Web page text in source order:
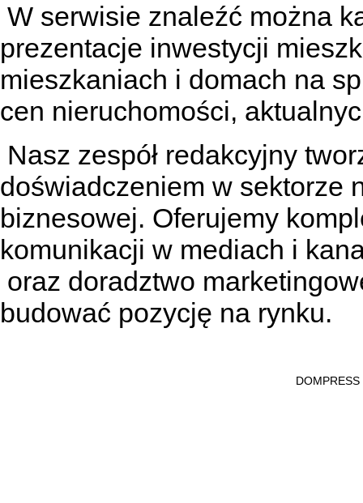
W serwisie znaleźć można
prezentacje inwestycji
mieszkaniach i domach na
cen nieruchomości,
Nasz zespół redakcyjny
doświadczeniem w sektorze
biznesowej. Oferujemy
komunikacji w mediach i
oraz doradztwo
budować pozycję na rynku.